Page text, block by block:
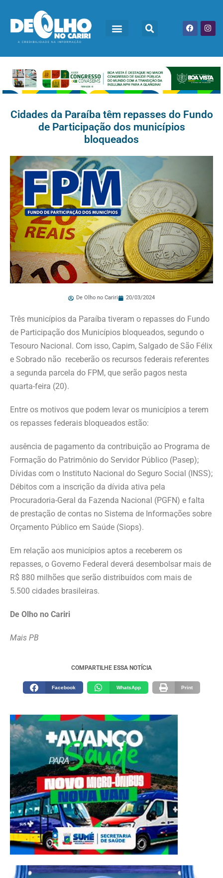
Cidades da Paraíba têm repasses do Fundo
de Participação dos municípios
bloqueados
De Olho no Cariri 20/03/2024
Três municípios da Paraíba tiveram o repasses do Fundo
de Participação dos Municípios bloqueados, segundo o
Tesouro Nacional. Com isso, Capim, Salgado de São Félix
e Sobrado não receberão os recursos federais referentes
a segunda parcela do FPM, que serão pagos nesta
quarta-feira (20).
Entre os motivos que podem levar os municípios a terem
os repasses federais bloqueados estão:
ausência de pagamento da contribuição ao Programa de
Formação do Patrimônio do Servidor Público (Pasep);
Dívidas com o Instituto Nacional do Seguro Social (INSS);
Débitos com a inscrição da dívida ativa pela
Procuradoria-Geral da Fazenda Nacional (PGFN) e falta
de prestação de contas no Sistema de Informações sobre
Orçamento Público em Saúde (Siops).
Em relação aos municípios aptos a receberem os
repasses, o Governo Federal deverá desembolsar mais de
R$ 880 milhões que serão distribuídos com mais de
5.500 cidades brasileiras.
De Olho no Cariri
Mais PB
COMPARTILHE ESSA NOTÍCIA
Facebook WhatsApp Print